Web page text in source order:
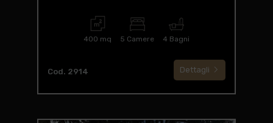
400 mq 5 Camere 4 Bagni
Cod. 2914 Dettagli